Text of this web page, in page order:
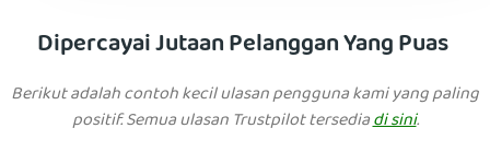
Dipercayai Jutaan Pelanggan Yang Puas
Berikut adalah contoh kecil ulasan pengguna kami yang paling
positif. Semua ulasan Trustpilot tersediadi sini.